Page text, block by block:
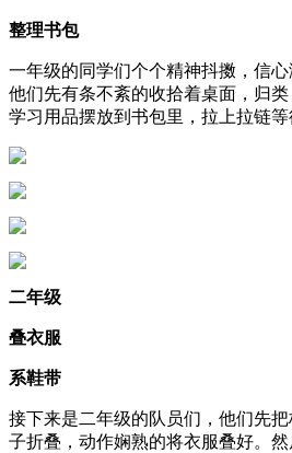
整理书包
一年级的同学们个个精神抖擞，信心
他们先有条不紊的收拾着桌面，归
学习用品摆放到书包里，拉上拉链等
二年级
叠衣服
系鞋带
接下来是二年级的队员们，他们先
子折叠，动作娴熟的将衣服叠好。